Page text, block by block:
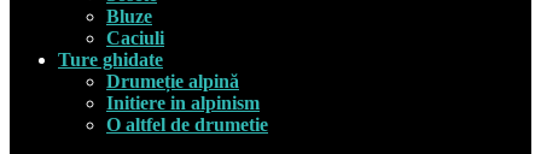
Bluze
Caciuli
Ture ghidate
Drumeție alpină
Initiere in alpinism
O altfel de drumetie